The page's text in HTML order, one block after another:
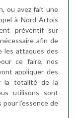
ou avez fait une
à Nord Artois
préventif sur
afin de
les attaques des
ce faire, nos
appliquer des
la totalité de la
utilisons sont
l’essence de